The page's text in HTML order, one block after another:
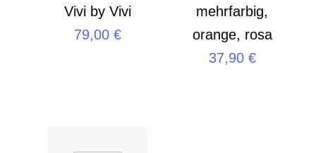
Vivi by Vivi
79,00€
mehrfarbig,
orange, rosa
37,90 €